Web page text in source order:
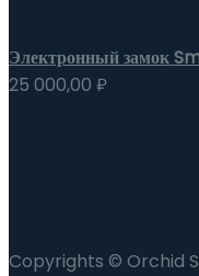
Электронный замок
25 000,00 ₽
Copyrights © Orchid